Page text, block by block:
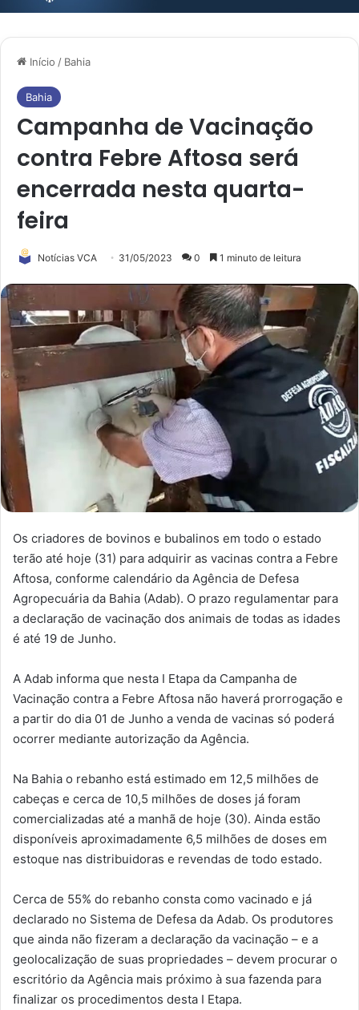
Início / Bahia
Bahia
Campanha de Vacinação
contra Febre Aftosa será
encerrada nesta quarta-
feira
Notícias VCA 31/05/2023 0 1 minuto de leitura
Os criadores de bovinos e bubalinos em todo o estado
terão até hoje (31) para adquirir as vacinas contra a Febre
Aftosa, conforme calendário da Agência de Defesa
Agropecuária da Bahia (Adab). O prazo regulamentar para
a declaração de vacinação dos animais de todas as idades
é até 19 de Junho.
A Adab informa que nesta I Etapa da Campanha de
Vacinação contra a Febre Aftosa não haverá prorrogação e
a partir do dia 01 de Junho a venda de vacinas só poderá
ocorrer mediante autorização da Agência.
Na Bahia o rebanho está estimado em 12,5 milhões de
cabeças e cerca de 10,5 milhões de doses já foram
comercializadas até a manhã de hoje (30). Ainda estão
disponíveis aproximadamente 6,5 milhões de doses em
estoque nas distribuidoras e revendas de todo estado.
Cerca de 55% do rebanho consta como vacinado e já
declarado no Sistema de Defesa da Adab. Os produtores
que ainda não fizeram a declaração da vacinação – e a
geolocalização de suas propriedades – devem procurar o
escritório da Agência mais próximo à sua fazenda para
finalizar os procedimentos desta I Etapa.